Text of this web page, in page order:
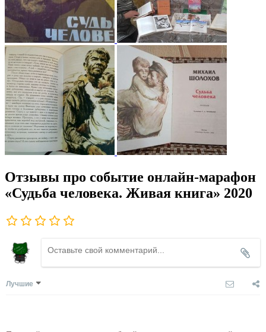
Отзывы про событие онлайн-марафон
«Судьба человека. Живая книга» 2020
Лучшие